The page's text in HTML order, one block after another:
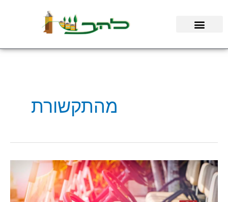
מהתקשורת
קיבוץ
להב:
יוזמת
בטיחות